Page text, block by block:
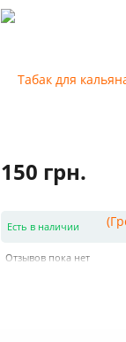
150 грн.
Есть в наличии
Отзывов пока нет